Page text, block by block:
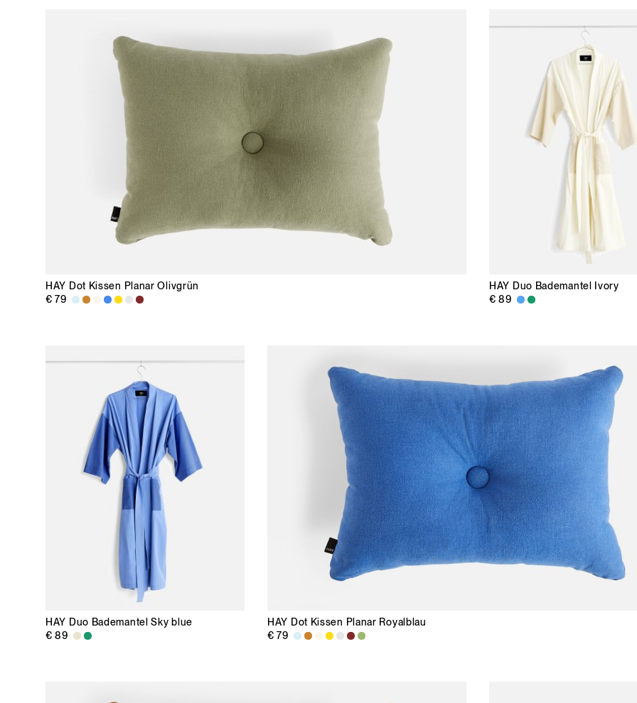
HAY Dot Kissen Planar Olivgrün
€ 79
HAY Duo Bademantel Ivory
€ 89
HAY Duo Bademantel Sky blue
€ 89
HAY Dot Kissen Planar Royalblau
€ 79